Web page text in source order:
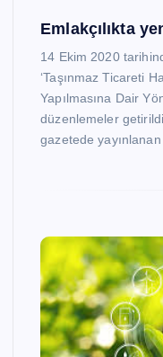
Emlakçılıkta
14 Ekim 2020
‘Taşınmaz Ticareti
Yapılmasına Dair
düzenlemeler
gazetede yayınlanan